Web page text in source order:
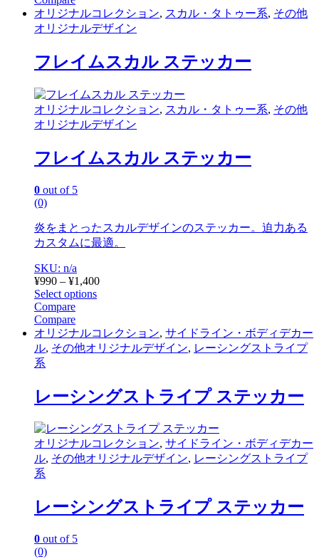
オリジナルコレクション, スカル・タトゥー系, その他
オリジナルデザイン
フレイムスカル ステッカー
オリジナルコレクション, スカル・タトゥー系, その他
オリジナルデザイン
フレイムスカル ステッカー
0 out of 5
(0)
炎をまとったスカルデザインのステッカー。迫力ある
カスタムに最適。
SKU: n/a
¥990 – ¥1,400Price
¥1,400
Select options
This
product
has
multiple
variants.
The
may
be
chosen
on
the
product
page
Compare
Compare
オリジナルコレクション, サイドライン・ボディデカー
ル, その他オリジナルデザイン, レーシングストライプ
系
レーシングストライプ ステッカー
オリジナルコレクション, サイドライン・ボディデカー
ル, その他オリジナルデザイン, レーシングストライプ
系
レーシングストライプ ステッカー
0 out of 5
(0)